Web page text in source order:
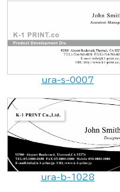
ura-s-0007
ura-b-1028